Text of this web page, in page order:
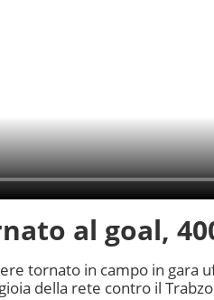
al goal,
tornato in campo in gara
della rete contro il